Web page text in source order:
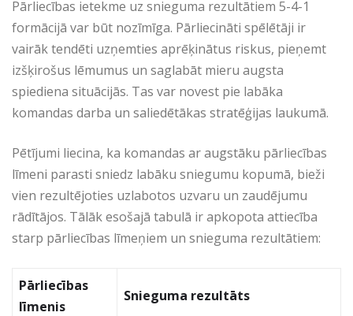
Pārliecības ietekme uz snieguma rezultātiem 5-4-1
formācijā var būt nozīmīga. Pārliecināti spēlētāji ir
vairāk tendēti uzņemties aprēķinātus riskus, pieņemt
izšķirošus lēmumus un saglabāt mieru augsta
spiediena situācijās. Tas var novest pie labāka
komandas darba un saliedētākas stratēģijas laukumā.
Pētījumi liecina, ka komandas ar augstāku pārliecības
līmeni parasti sniedz labāku sniegumu kopumā, bieži
vien rezultējoties uzlabotos uzvaru un zaudējumu
rādītājos. Tālāk esošajā tabulā ir apkopota attiecība
starp pārliecības līmeņiem un snieguma rezultātiem:
Pārliecības
līmenis
Snieguma rezultāts